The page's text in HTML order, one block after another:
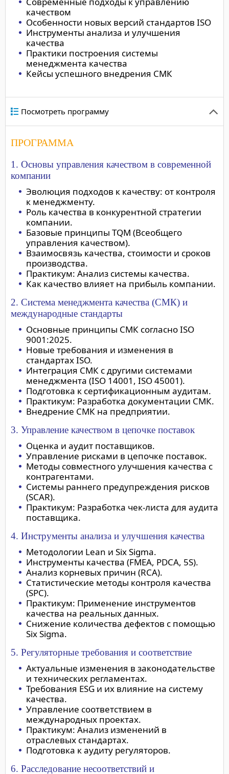
качеством
Особенности новых версий стандартов ISO
Инструменты анализа и улучшения
качества
Практики построения системы
менеджмента качества
Кейсы успешного внедрения СМК
Посмотреть программу
ПРОГРАММА
1. Основы управления качеством в современной
компании
Эволюция подходов к качеству: от контроля
к менеджменту.
Роль качества в конкурентной стратегии
компании.
Базовые принципы TQM (Всеобщего
управления качеством).
Взаимосвязь качества, стоимости и сроков
производства.
Практикум: Анализ системы качества.
Как качество влияет на прибыль компании.
2. Система менеджмента качества (СМК) и
международные стандарты
Основные принципы СМК согласно ISO
9001:2025.
Новые требования и изменения в
стандартах ISO.
Интеграция СМК с другими системами
менеджмента (ISO 14001, ISO 45001).
Подготовка к сертификационным аудитам.
Практикум: Разработка документации СМК.
Внедрение СМК на предприятии.
3. Управление качеством в цепочке поставок
Оценка и аудит поставщиков.
Управление рисками в цепочке поставок.
Методы совместного улучшения качества с
контрагентами.
Системы раннего предупреждения рисков
(SCAR).
Практикум: Разработка чек-листа для аудита
поставщика.
4. Инструменты анализа и улучшения качества
Методологии Lean и Six Sigma.
Инструменты качества (FMEA, PDCA, 5S).
Анализ корневых причин (RCA).
Статистические методы контроля качества
(SPC).
Практикум: Применение инструментов
качества на реальных данных.
Снижение количества дефектов с помощью
Six Sigma.
5. Регуляторные требования и соответствие
Актуальные изменения в законодательстве
и технических регламентах.
Требования ESG и их влияние на систему
качества.
Управление соответствием в
международных проектах.
Практикум: Анализ изменений в
отраслевых стандартах.
Подготовка к аудиту регуляторов.
6. Расследование несоответствий и